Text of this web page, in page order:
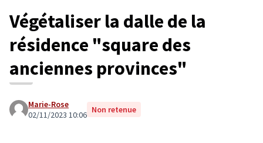
Végétaliser la dalle de la
résidence "square des
anciennes provinces"
Marie-Rose
02/11/2023 10:06 Non retenue